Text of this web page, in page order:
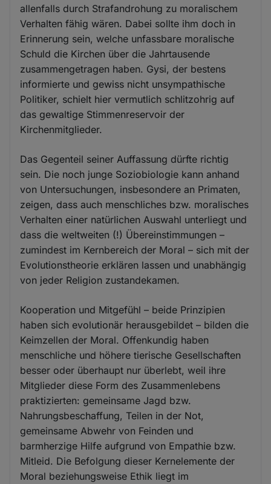
allenfalls durch Strafandrohung zu moralischem
Verhalten fähig wären. Dabei sollte ihm doch in
Erinnerung sein, welche unfassbare moralische
Schuld die Kirchen über die Jahrtausende
zusammengetragen haben. Gysi, der bestens
informierte und gewiss nicht unsympathische
Politiker, schielt hier vermutlich schlitzohrig auf
das gewaltige Stimmenreservoir der
Kirchenmitglieder.
Das Gegenteil seiner Auffassung dürfte richtig
sein. Die noch junge Soziobiologie kann anhand
von Untersuchungen, insbesondere an Primaten,
zeigen, dass auch menschliches bzw. moralisches
Verhalten einer natürlichen Auswahl unterliegt und
dass die weltweiten (!) Übereinstimmungen –
zumindest im Kernbereich der Moral – sich mit der
Evolutionstheorie erklären lassen und unabhängig
von jeder Religion zustandekamen.
Kooperation und Mitgefühl – beide Prinzipien
haben sich evolutionär herausgebildet – bilden die
Keimzellen der Moral. Offenkundig haben
menschliche und höhere tierische Gesellschaften
besser oder überhaupt nur überlebt, weil ihre
Mitglieder diese Form des Zusammenlebens
praktizierten: gemeinsame Jagd bzw.
Nahrungsbeschaffung, Teilen in der Not,
gemeinsame Abwehr von Feinden und
barmherzige Hilfe aufgrund von Empathie bzw.
Mitleid. Die Befolgung dieser Kernelemente der
Moral beziehungsweise Ethik liegt im